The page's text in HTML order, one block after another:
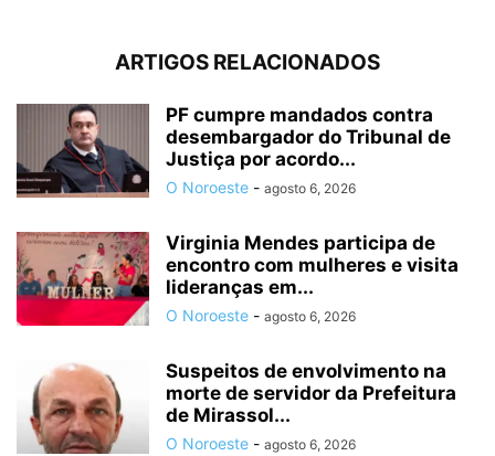
ARTIGOS RELACIONADOS
PF cumpre mandados contra
desembargador do Tribunal de
Justiça por acordo...
O Noroeste - agosto 6, 2026
Virginia Mendes participa de
encontro com mulheres e visita
lideranças em...
O Noroeste - agosto 6, 2026
Suspeitos de envolvimento na
morte de servidor da Prefeitura
de Mirassol...
O Noroeste - agosto 6, 2026